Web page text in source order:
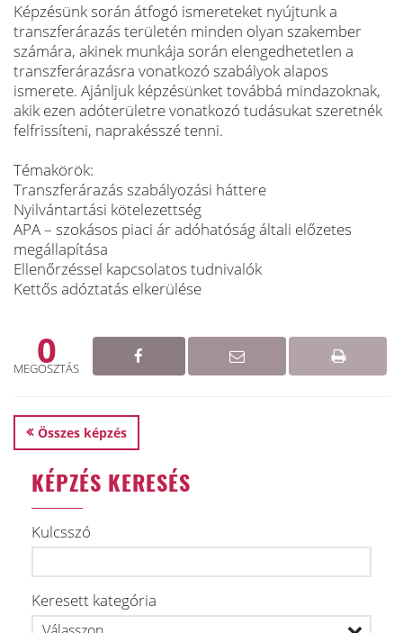
Képzésünk során átfogó ismereteket nyújtunk a
transzferárazás területén minden olyan szakember
számára, akinek munkája során elengedhetetlen a
transzferárazásra vonatkozó szabályok alapos
ismerete. Ajánljuk képzésünket továbbá mindazoknak,
akik ezen adóterületre vonatkozó tudásukat szeretnék
felfrissíteni, naprakésszé tenni.
Témakörök:
Transzferárazás szabályozási háttere
Nyilvántartási kötelezettség
APA – szokásos piaci ár adóhatóság általi előzetes
megállapítása
Ellenőrzéssel kapcsolatos tudnivalók
Kettős adóztatás elkerülése
0
MEGOSZTÁS
Összes képzés
KÉPZÉS KERESÉS
Kulcsszó
Keresett kategória